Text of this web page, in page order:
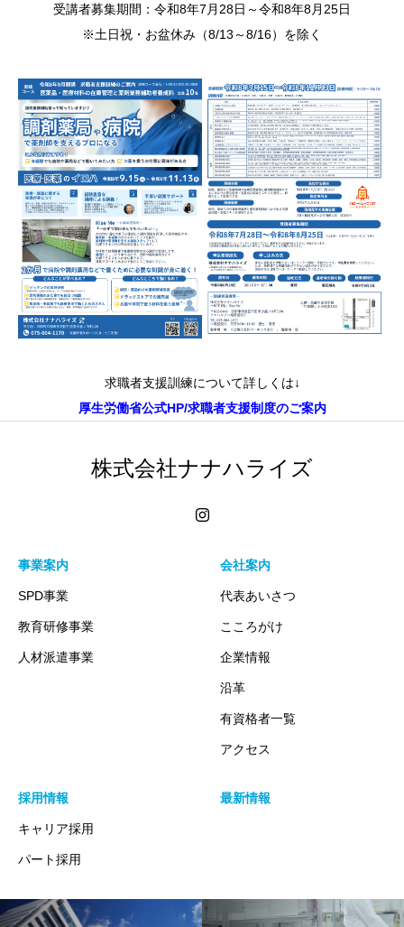
受講者募集期間： 令和8年7月28日～令和8年8月25日
※土日祝・お盆休み（8/13～8/16）を除く
求職者支援訓練について詳しくは↓
厚生労働省公式HP/求職者支援制度のご案内
株式会社ナナハライズ
事業案内
SPD事業
教育研修事業
人材派遣事業
会社案内
代表あいさつ
こころがけ
企業情報
沿革
有資格者一覧
アクセス
採用情報
キャリア採用
パート採用
最新情報